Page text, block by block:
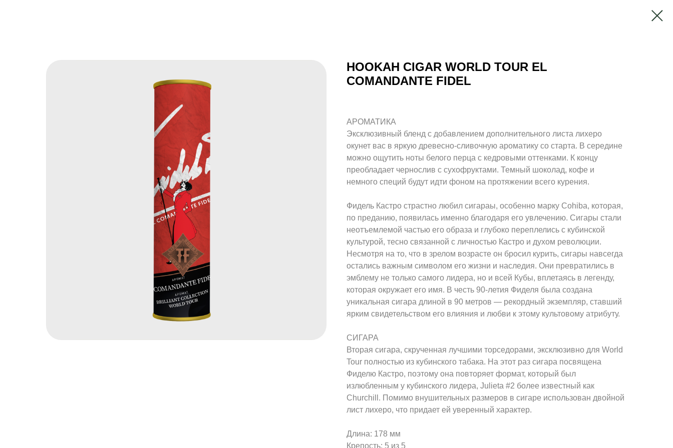
HOOKAH CIGAR WORLD TOUR EL
COMANDANTE FIDEL
АРОМАТИКА
Эксклюзивный бленд с добавлением дополнительного листа лихеро
окунет вас в яркую древесно-сливочную ароматику со старта. В середине
можно ощутить ноты белого перца с кедровыми оттенками. К концу
преобладает чернослив с сухофруктами. Темный шоколад, кофе и
немного специй будут идти фоном на протяжении всего курения.
Фидель Кастро страстно любил сигараы, особенно марку Cohiba, которая,
по преданию, появилась именно благодаря его увлечению. Сигары стали
неотъемлемой частью его образа и глубоко переплелись с кубинской
культурой, тесно связанной с личностью Кастро и духом революции.
Несмотря на то, что в зрелом возрасте он бросил курить, сигары навсегда
остались важным символом его жизни и наследия. Они превратились в
эмблему не только самого лидера, но и всей Кубы, вплетаясь в легенду,
которая окружает его имя. В честь 90-летия Фиделя была создана
уникальная сигара длиной в 90 метров — рекордный экземпляр, ставший
ярким свидетельством его влияния и любви к этому культовому атрибуту.
СИГАРА
Вторая сигара, скрученная лучшими торседорами, эксклюзивно для World
Tour полностью из кубинского табака. На этот раз сигара посвящена
Фиделю Кастро, поэтому она повторяет формат, который был
излюбленным у кубинского лидера, Julieta #2 более известный как
Churchill. Помимо внушительных размеров в сигаре использован двойной
лист лихеро, что придает ей уверенный характер.
Длина: 178 мм
Крепость: 5 из 5